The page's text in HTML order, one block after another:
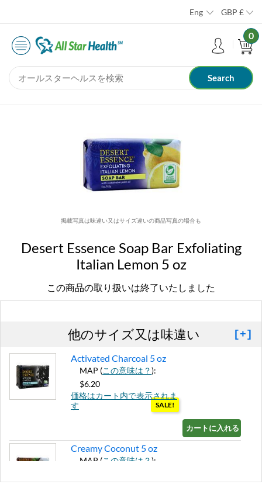
Eng GBP £
0
掲載写真は味違い又はサイズ違いの商品写真の場合も
Desert Essence Soap Bar Exfoliating
Italian Lemon 5 oz
この商品の取り扱いは終了いたしました
他のサイズ又は味違い [+]
Activated Charcoal 5 oz
MAP (この意味は？):
$6.20
価格はカート内で表示されま
す
SALE!
カートに入れる »
Creamy Coconut 5 oz
MAP (この意味は？):
価格はカート内で表示されま